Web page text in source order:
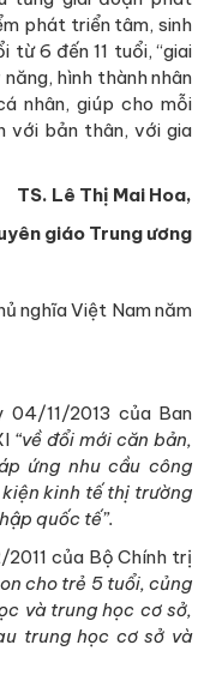
phát triển tâm, sinh
6 đến 11 tuổi, “giai
hình thành nhân
nhân, giúp cho mỗi
với bản thân, với gia
TS. Lê Thị Mai Hoa,
giáo Trung ương
nghĩa Việt Nam năm
11/2013 của Ban
“về đổi mới căn bản,
ứng nhu cầu công
kinh tế thị trường
quốc tế”.
của Bộ Chính trị
cho trẻ 5 tuổi, củng
và trung học cơ sở,
trung học cơ sở và